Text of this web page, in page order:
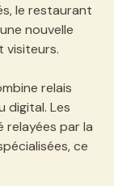
le restaurant
nouvelle
visiteurs.
relais
digital. Les
par la
ce